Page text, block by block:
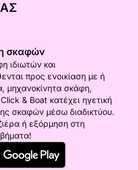
σκαφών
ιδιωτών και
προς ενοικίαση με ή
μηχανοκίνητα σκάφη,
& Boat κατέχει ηγετική
σκαφών μέσω διαδικτύου.
ή εξόρμηση στη